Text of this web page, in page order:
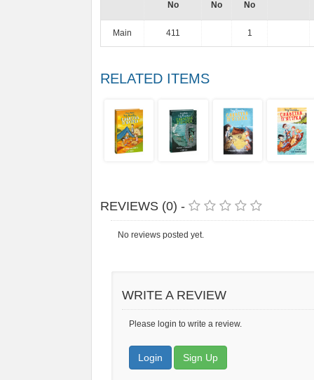
No
No
No
Main 411 1
RELATED ITEMS
REVIEWS (0) -
No reviews posted yet.
WRITE A REVIEW
Please login to write a review.
Login Sign Up